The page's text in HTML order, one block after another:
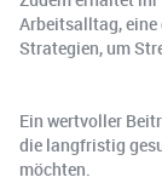
Arbeitsalltag, eine
Strategien, um
Ein wertvoller
die langfristig
möchten.